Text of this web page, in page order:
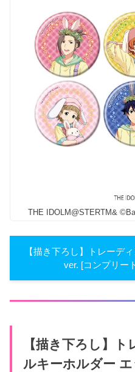
THE IDOLM@STERTM&
【描き下ろし】トレーデ
ver. [コンプリー
【描き下ろし】
ルキーホルダー